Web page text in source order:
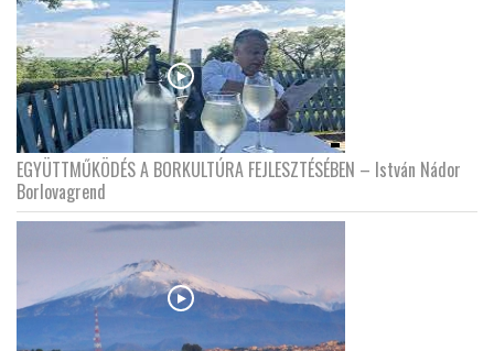
EGYÜTTMŰKÖDÉS A BORKULTÚRA FEJLESZTÉSÉBEN – István Nádor
Borlovagrend